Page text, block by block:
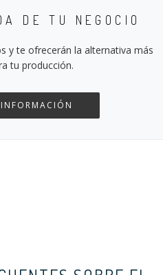
DE TU NEGOCIO
y te ofrecerán la alternativa más
tu producción.